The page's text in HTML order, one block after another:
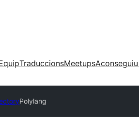
TraduccionsMeetups
Polylang